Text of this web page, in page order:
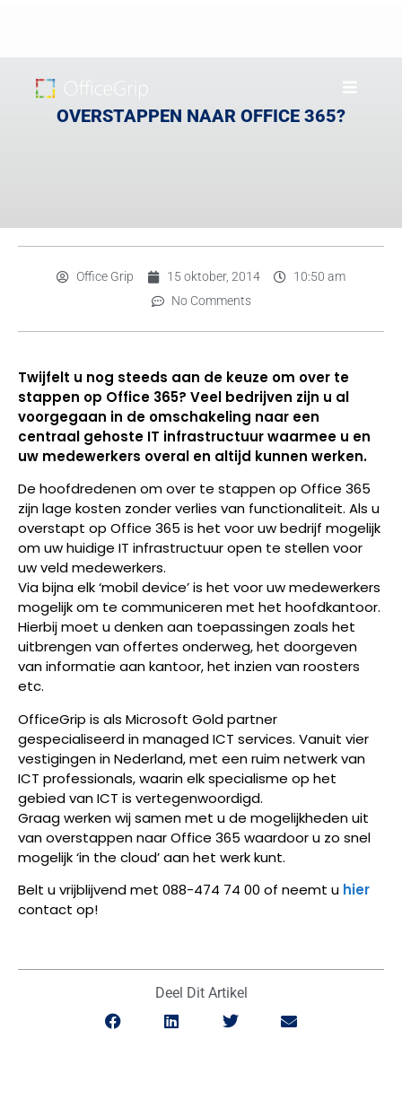
OVERSTAPPEN NAAR OFFICE 365?
Office Grip 15 oktober, 2014
10:50 am
No Comments
Twijfelt u nog steeds aan de keuze om over te
stappen op Office 365? Veel bedrijven zijn u al
voorgegaan in de omschakeling naar een
centraal gehoste IT infrastructuur waarmee u en
uw medewerkers overal en altijd kunnen werken.
De hoofdredenen om over te stappen op Office 365
zijn lage kosten zonder verlies van functionaliteit. Als u
overstapt op Office 365 is het voor uw bedrijf mogelijk
om uw huidige IT infrastructuur open te stellen voor
uw veld medewerkers.
Via bijna elk ‘mobil device’ is het voor uw medewerkers
mogelijk om te communiceren met het hoofdkantoor.
Hierbij moet u denken aan toepassingen zoals het
uitbrengen van offertes onderweg, het doorgeven
van informatie aan kantoor, het inzien van roosters
etc.
OfficeGrip is als Microsoft Gold partner
gespecialiseerd in managed ICT services. Vanuit vier
vestigingen in Nederland, met een ruim netwerk van
ICT professionals, waarin elk specialisme op het
gebied van ICT is vertegenwoordigd.
Graag werken wij samen met u de mogelijkheden uit
van overstappen naar Office 365 waardoor u zo snel
mogelijk ‘in the cloud’ aan het werk kunt.
Belt u vrijblijvend met 088-474 74 00 of neemt u hier
contact op!
Deel Dit Artikel